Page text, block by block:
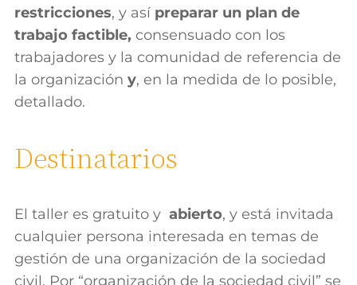
restricciones, y así preparar un plan de
trabajo factible, consensuado con los
trabajadores y la comunidad de referencia de
la organización y, en la medida de lo posible,
detallado.
Destinatarios
El taller es gratuito y abierto, y está invitada
cualquier persona interesada en temas de
gestión de una organización de la sociedad
civil. Por “organización de la sociedad civil” se